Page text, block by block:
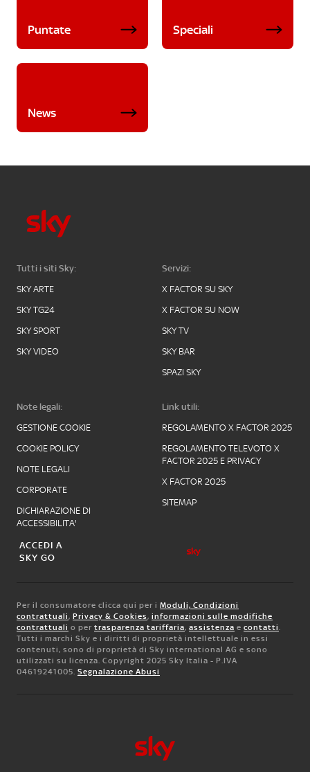
Puntate Speciali
News
Tutti i siti Sky:
SKY ARTE
SKY TG24
SKY SPORT
SKY VIDEO
Servizi:
X FACTOR SU SKY
X FACTOR SU NOW
SKY TV
SKY BAR
SPAZI SKY
Note legali:
GESTIONE COOKIE
COOKIE POLICY
NOTE LEGALI
CORPORATE
DICHIARAZIONE DI
ACCESSIBILITA'
Link utili:
REGOLAMENTO X FACTOR 2025
REGOLAMENTO TELEVOTO X
FACTOR 2025 E PRIVACY
X FACTOR 2025
SITEMAP
ACCEDI A
SKY GO
Per il consumatore clicca qui per i Moduli, Condizioni
contrattuali, Privacy & Cookies, informazioni sulle modifiche
contrattuali o per trasparenza tariffaria, assistenza e contatti.
Tutti i marchi Sky e i diritti di proprietà intellettuale in essi
contenuti, sono di proprietà di Sky international AG e sono
utilizzati su licenza. Copyright 2025 Sky Italia - P.IVA
04619241005. Segnalazione Abusi